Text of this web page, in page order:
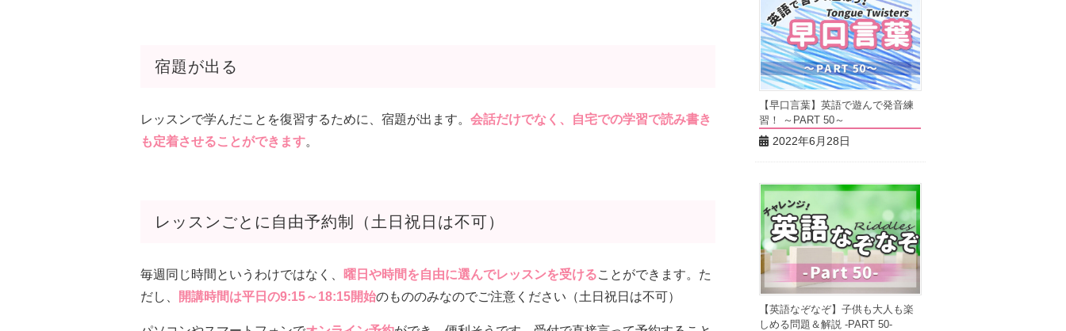
宿題が出る
レッスンで学んだことを復習するために、宿題が出ます。 会話だけでなく、自宅での学習で読み書き
も定着させることができます。
レッスンごとに自由予約制（土日祝日は不可）
毎週同じ時間というわけではなく、 曜日や時間を自由に選んでレッスンを受けることができます。た
だし、
開講時間は平日の9:15～18:15開始のもののみなのでご注意ください（土日祝日は不可）
【早口言葉】英語で遊んで発音練
習！ ～PART 50～
2022年6月28日
【英語なぞなぞ】子供も大人も楽
しめる問題＆解説 -PART 50-